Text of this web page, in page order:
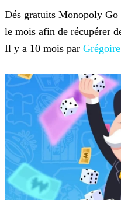
Dés gratuits Monopoly
le mois afin de récupérer
Il y a 10 mois par Grégoire